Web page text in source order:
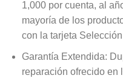
1,000 por cuenta, al
mayoría de los
con la tarjeta
Garantía Extendida:
reparación ofrecido en